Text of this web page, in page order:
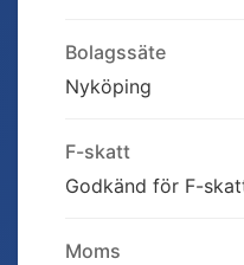
Bolagssäte
Nyköping
F-skatt
Godkänd för F-
Moms